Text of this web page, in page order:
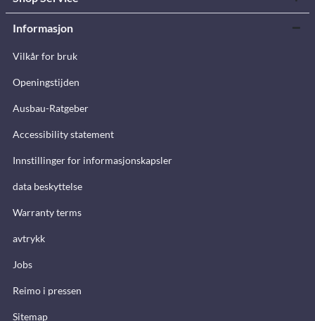
Informasjon
Vilkår for bruk
Openingstijden
Ausbau-Ratgeber
Accessibility statement
Innstillinger for informasjonskapsler
data beskyttelse
Warranty terms
avtrykk
Jobs
Reimo i pressen
Sitemap